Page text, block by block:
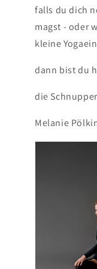
18.30
19.30
|
falls du dich
magst - oder
kleine
dann bist du
die
Melanie